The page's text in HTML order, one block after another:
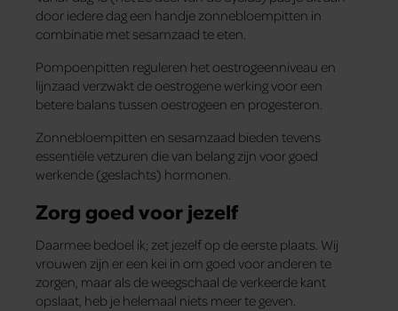
door iedere dag een handje zonnebloempitten in
combinatie met sesamzaad te eten.
Pompoenpitten reguleren het oestrogeenniveau en
lijnzaad verzwakt de oestrogene werking voor een
betere balans tussen oestrogeen en progesteron.
Zonnebloempitten en sesamzaad bieden tevens
essentiële vetzuren die van belang zijn voor goed
werkende (geslachts) hormonen.
Zorg goed voor jezelf
Daarmee bedoel ik; zet jezelf op de eerste plaats. Wij
vrouwen zijn er een kei in om goed voor anderen te
zorgen, maar als de weegschaal de verkeerde kant
opslaat, heb je helemaal niets meer te geven.